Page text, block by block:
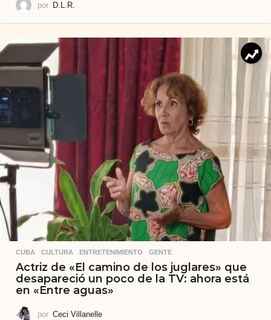
por D.L.R.
CUBA ,CULTURA ,ENTRETENIMIENTO ,GENTE
Actriz de «El camino de los juglares» que
desapareció un poco de la TV: ahora está
en «Entre aguas»
por Ceci Villanelle